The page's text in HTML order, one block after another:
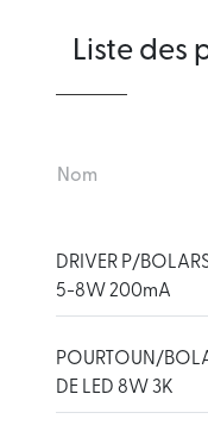
Liste des
Nom
DRIVER P/
5-8W 200mA
POURTOUN/
DE LED 8W 3K